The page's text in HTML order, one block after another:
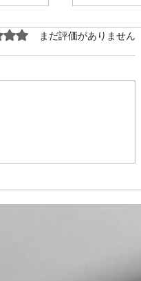
に練
の
ノは
7月6日
練習前に
ロアース
参加して
さい」
て演奏
当に感
化活動が
うち0と評価されていま
まだ評価がありません